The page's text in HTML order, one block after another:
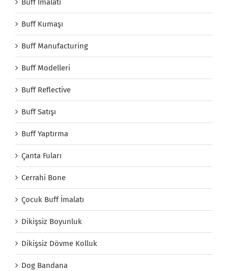
Buff İmalatı
Buff Kumaşı
Buff Manufacturing
Buff Modelleri
Buff Reflective
Buff Satışı
Buff Yaptırma
Çanta Fuları
Cerrahi Bone
Çocuk Buff İmalatı
Dikişsiz Boyunluk
Dikişsiz Dövme Kolluk
Dog Bandana